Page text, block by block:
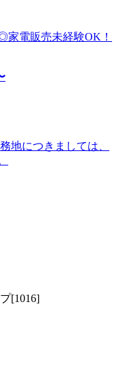
家電販売未経験OK！
地につきましては、
[1016]